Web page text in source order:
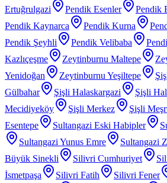
Ertuğrulgazi
Pendik Esenler Pendik
Pendik Kaynarca
Pendik Kurna
Pendik Şeyhli
Pendik Velibaba
Kazlıçeşme
Zeytinburnu Maltepe
Yenidoğan
Zeytinburnu Yeşiltepe
Gülbahar
Şişli Halaskargazi Şişli
Mecidiyeköy
Şişli Merkez Şişli
Esentepe
Sultangazi Eski Habipler
Sultangazi Yunus Emre
Sultangazi
Büyük Sinekli
Silivri Cumhuriyet
İsmetpaşa
Silivri Fatih Silivri Fener